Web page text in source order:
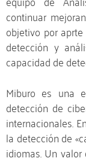
continuar
objetivo por
detección y
capacidad de
Miburo es una
detección de
internacionales.
la detección de
idiomas. Un